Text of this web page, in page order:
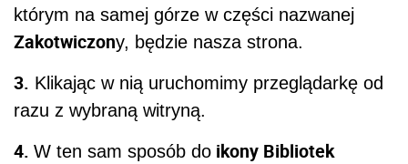
którym na samej górze w części nazwanej
Zakotwiczony, będzie nasza strona.
3. Klikając w nią uruchomimy przeglądarkę od
razu z wybraną witryną.
4. W ten sam sposób do ikony Bibliotek